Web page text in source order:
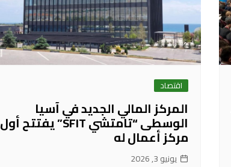
اقتصاد
المركز المالي الجديد في آسيا
الوسطى “تامتشي SFIT” يفتتح أول
مركز أعمال له
يونيو 3, 2026